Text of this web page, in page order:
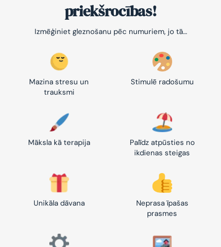
priekšrocības!
Izmēģiniet gleznošanu pēc numuriem, jo tā…
Mazina stresu un
trauksmi
Stimulē radošumu
Māksla kā terapija
Palīdz atpūsties no
ikdienas steigas
Unikāla dāvana
Neprasa īpašas
prasmes